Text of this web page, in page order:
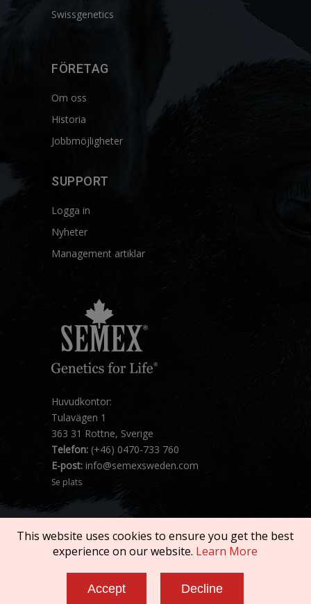
Swissgenetics
FÖRETAG
Om oss
Historia
Jobbmöjligheter
SUPPORT
Logga in
Nyheter
Management artiklar
Huvudkontor:
Tulavägen 1
363 31 Rottne, Sverige
Telefon: (+46) 0470-733 760
E-post: info@semexsweden.com
Se plats
Terms of Service
Privacy Policy
This website uses cookies to ensure you get the best
experience on our website. Learn More
Accept Decline